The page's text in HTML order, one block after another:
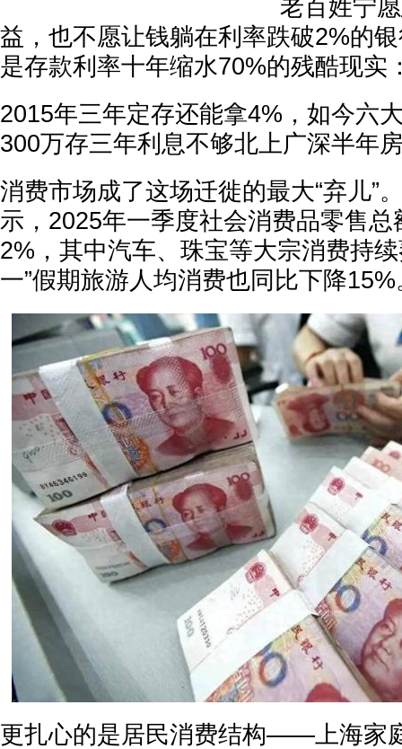
老百姓宁
益，也不愿让钱躺在利率跌破2%的
是存款利率十年缩水70%的残酷现实
2015年三年定存还能拿4%，如今六
300万存三年利息不够北上广深半年
消费市场成了这场迁徙的最大“弃儿”
示，2025年一季度社会消费品零售总
2%，其中汽车、珠宝等大宗消费持
一”假期旅游人均消费也同比下降15%
更扎心的是居民消费结构——上海家